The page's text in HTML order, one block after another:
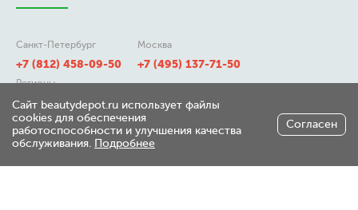
Санкт-Петербург
+7 (812) 458-09-50
Москва
+7 (495) 137-71-50
Регионы
8 (800) 511-21-50
197348, г. Санкт-Петербург,
Сайт beautydepot.ru использует файлы
cookies для обеспечения
работоспособности и улучшения качества
обслуживания. Подробнее
Согласен